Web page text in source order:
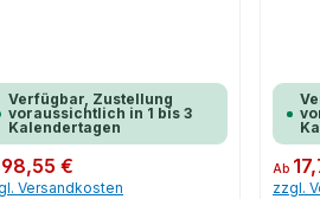
Verfügbar, Zustellung
voraussichtlich in 1 bis 3
Kalendertagen
Preis:
98,55 €
Versandkosten
Ab
zzgl.